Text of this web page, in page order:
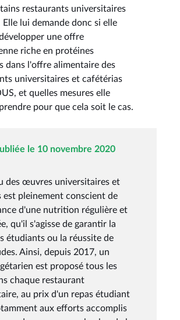
restaurants universitaires
Elle lui demande donc si elle
une offre
riche en protéines
dans l'offre alimentaire des
universitaires et cafétérias
et quelles mesures elle
pour que cela soit le cas.
le 10 novembre 2020
des œuvres universitaires et
est pleinement conscient de
d'une nutrition régulière et
qu'il s'agisse de garantir la
étudiants ou la réussite de
Ainsi, depuis 2017, un
est proposé tous les
chaque restaurant
au prix d'un repas étudiant
aux efforts accomplis